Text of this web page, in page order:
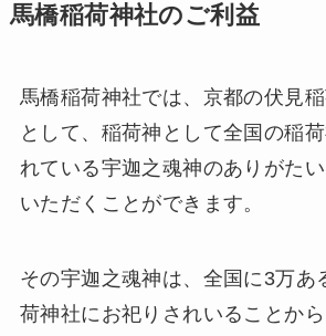
馬橋稲荷神社のご利益
馬橋稲荷神社では、京都の伏見
として、稲荷神として全国の稲
れている宇迦之魂神のありがた
いただくことができます。
その宇迦之魂神は、全国に3万あ
荷神社にお祀りされいることか